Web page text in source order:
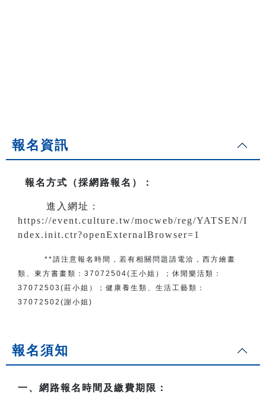
報名資訊
報名方式（採網路報名） ：
進入網址：
https://event.culture.tw/mocweb/reg/YATSEN/I
ndex.init.ctr?openExternalBrowser=1
**請注意報名時間，若有相關問題 請電洽 ， 西方繪畫
類、東方書畫類： 37072504(王小姐） ； 休閒樂活類：
37072503(莊小姐）； 健康養生類、生活工藝類：
37072502(謝小姐)
報名須知
一、網路報名時間及繳費期限：